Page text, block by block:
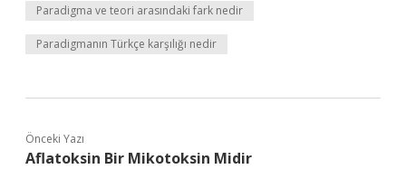
Paradigma ve teori arasındaki fark nedir
Paradigmanın Türkçe karşılığı nedir
Önceki Yazı
Aflatoksin Bir Mikotoksin Midir